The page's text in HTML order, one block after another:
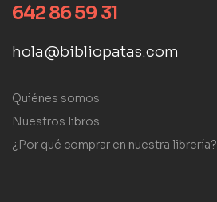
642 86 59 31
hola@bibliopatas.com
Quiénes somos
Nuestros libros
¿Por qué comprar en nuestra librería?